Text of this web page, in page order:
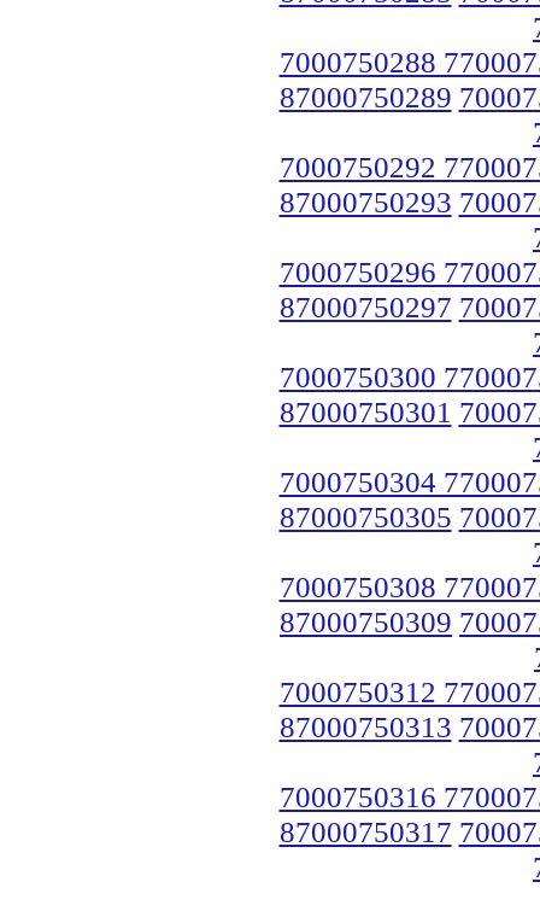
7000750288
87000750289
7000750292
87000750293
7000750296
87000750297
7000750300
87000750301
7000750304
87000750305
7000750308
87000750309
7000750312
87000750313
7000750316
87000750317